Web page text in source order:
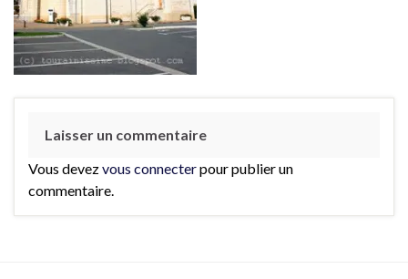
Laisser un commentaire
Vous devezvous connecterpour publier un
commentaire.